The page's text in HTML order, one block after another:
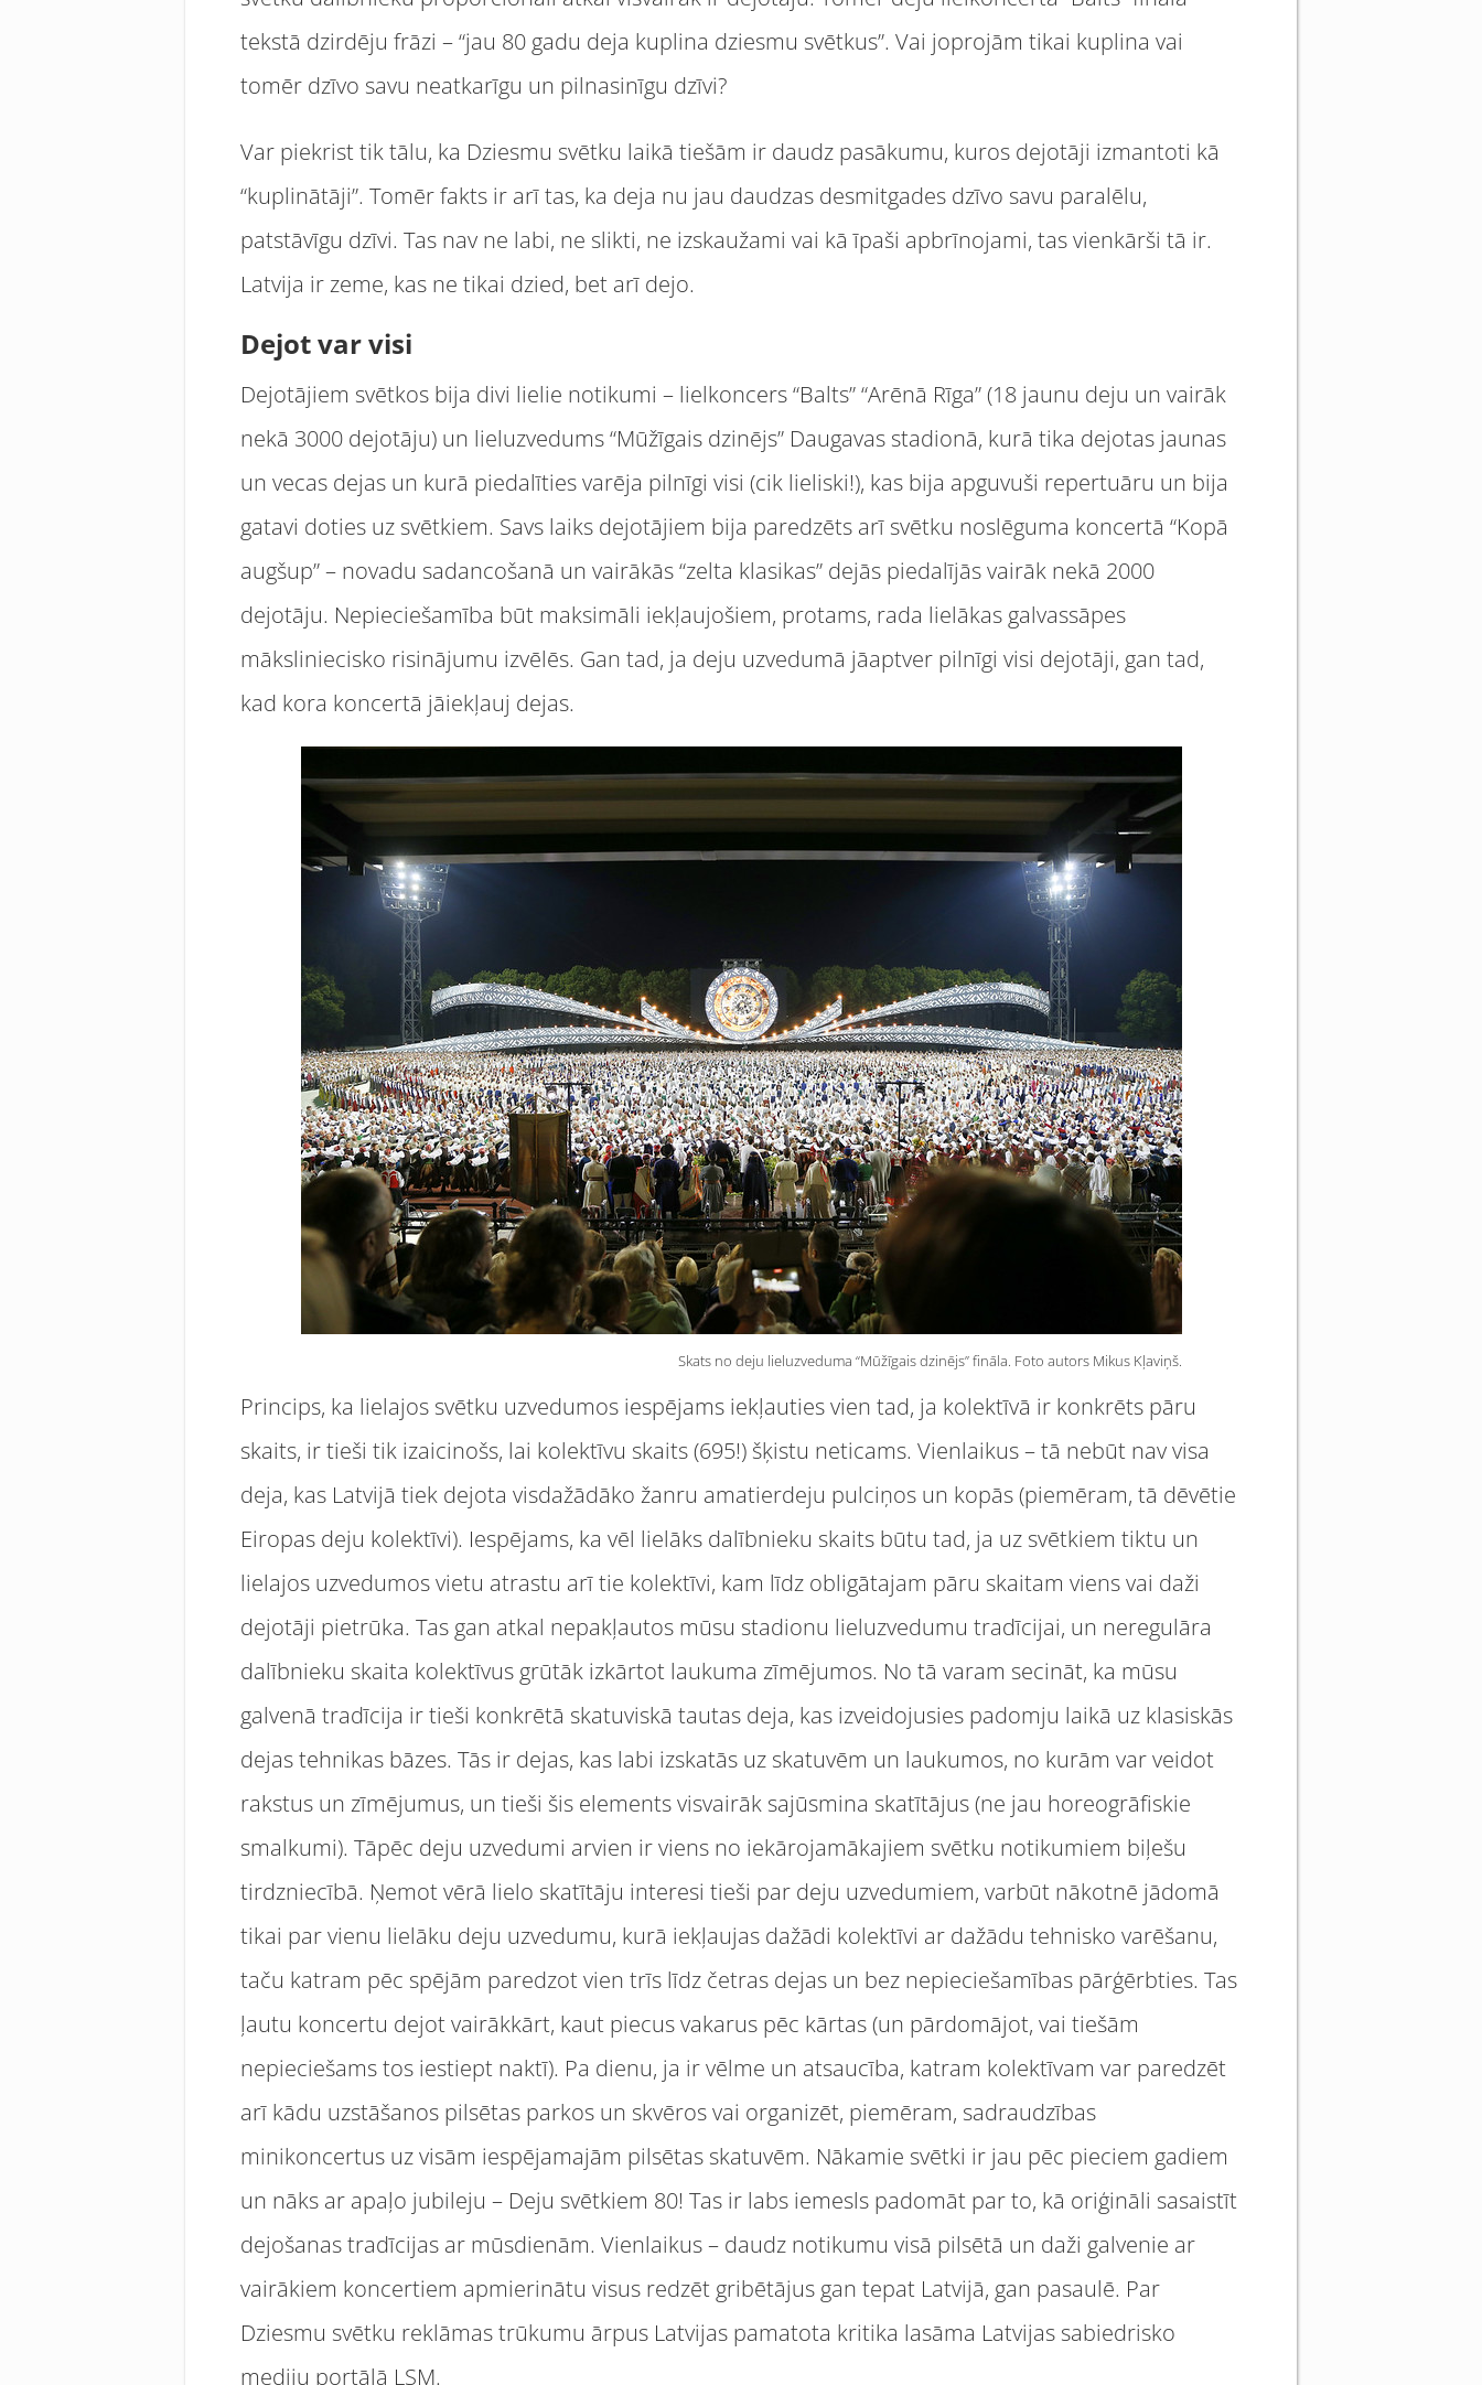
tekstā dzirdēju frāzi – “jau 80 gadu deja kuplina dziesmu svētkus”. Vai joprojām tikai kuplina vai
tomēr dzīvo savu neatkarīgu un pilnasinīgu dzīvi?
Var piekrist tik tālu, ka Dziesmu svētku laikā tiešām ir daudz pasākumu, kuros dejotāji izmantoti kā
“kuplinātāji”. Tomēr fakts ir arī tas, ka deja nu jau daudzas desmitgades dzīvo savu paralēlu,
patstāvīgu dzīvi. Tas nav ne labi, ne slikti, ne izskaužami vai kā īpaši apbrīnojami, tas vienkārši tā ir.
Latvija ir zeme, kas ne tikai dzied, bet arī dejo.
Dejot var visi
Dejotājiem svētkos bija divi lielie notikumi – lielkoncers “Balts” “Arēnā Rīga” (18 jaunu deju un vairāk
nekā 3000 dejotāju) un lieluzvedums “Mūžīgais dzinējs” Daugavas stadionā, kurā tika dejotas jaunas
un vecas dejas un kurā piedalīties varēja pilnīgi visi (cik lieliski!), kas bija apguvuši repertuāru un bija
gatavi doties uz svētkiem. Savs laiks dejotājiem bija paredzēts arī svētku noslēguma koncertā “Kopā
augšup” – novadu sadancošanā un vairākās “zelta klasikas” dejās piedalījās vairāk nekā 2000
dejotāju. Nepieciešamība būt maksimāli iekļaujošiem, protams, rada lielākas galvassāpes
māksliniecisko risinājumu izvēlēs. Gan tad, ja deju uzvedumā jāaptver pilnīgi visi dejotāji, gan tad,
kad kora koncertā jāiekļauj dejas.
Skats no deju lieluzveduma “Mūžīgais dzinējs” fināla. Foto autors Mikus Kļaviņš.
Princips, ka lielajos svētku uzvedumos iespējams iekļauties vien tad, ja kolektīvā ir konkrēts pāru
skaits, ir tieši tik izaicinošs, lai kolektīvu skaits (695!) šķistu neticams. Vienlaikus – tā nebūt nav visa
deja, kas Latvijā tiek dejota visdažādāko žanru amatierdeju pulciņos un kopās (piemēram, tā dēvētie
Eiropas deju kolektīvi). Iespējams, ka vēl lielāks dalībnieku skaits būtu tad, ja uz svētkiem tiktu un
lielajos uzvedumos vietu atrastu arī tie kolektīvi, kam līdz obligātajam pāru skaitam viens vai daži
dejotāji pietrūka. Tas gan atkal nepakļautos mūsu stadionu lieluzvedumu tradīcijai, un neregulāra
dalībnieku skaita kolektīvus grūtāk izkārtot laukuma zīmējumos. No tā varam secināt, ka mūsu
galvenā tradīcija ir tieši konkrētā skatuviskā tautas deja, kas izveidojusies padomju laikā uz klasiskās
dejas tehnikas bāzes. Tās ir dejas, kas labi izskatās uz skatuvēm un laukumos, no kurām var veidot
rakstus un zīmējumus, un tieši šis elements visvairāk sajūsmina skatītājus (ne jau horeogrāfiskie
smalkumi). Tāpēc deju uzvedumi arvien ir viens no iekārojamākajiem svētku notikumiem biļešu
tirdzniecībā. Ņemot vērā lielo skatītāju interesi tieši par deju uzvedumiem, varbūt nākotnē jādomā
tikai par vienu lielāku deju uzvedumu, kurā iekļaujas dažādi kolektīvi ar dažādu tehnisko varēšanu,
taču katram pēc spējām paredzot vien trīs līdz četras dejas un bez nepieciešamības pārģērbties. Tas
ļautu koncertu dejot vairākkārt, kaut piecus vakarus pēc kārtas (un pārdomājot, vai tiešām
nepieciešams tos iestiept naktī). Pa dienu, ja ir vēlme un atsaucība, katram kolektīvam var paredzēt
arī kādu uzstāšanos pilsētas parkos un skvēros vai organizēt, piemēram, sadraudzības
minikoncertus uz visām iespējamajām pilsētas skatuvēm. Nākamie svētki ir jau pēc pieciem gadiem
un nāks ar apaļo jubileju – Deju svētkiem 80! Tas ir labs iemesls padomāt par to, kā oriģināli sasaistīt
dejošanas tradīcijas ar mūsdienām. Vienlaikus – daudz notikumu visā pilsētā un daži galvenie ar
vairākiem koncertiem apmierinātu visus redzēt gribētājus gan tepat Latvijā, gan pasaulē. Par
Dziesmu svētku reklāmas trūkumu ārpus Latvijas pamatota kritika lasāma Latvijas sabiedrisko
mediju portālā LSM.